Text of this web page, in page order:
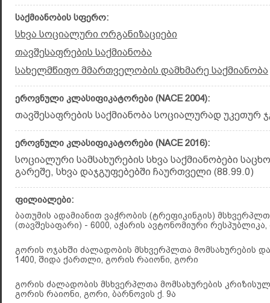
საქმიანობის სფერო:
სხვა სოციალური ორგანიზაციები
თავშესაფრების საქმიანობა
სახელმწიფო მმართველობის დამხმარე საქმიანობა
ეროვნული კლასიფიკატორები (NACE 2004):
თავშესაფრების საქმიანობა სოციალურად უკეთურ
ეროვნული კლასიფიკატორები (NACE 2016):
სოციალური სამსახურების სხვა საქმიანობები
გარეშე, სხვა დაჯგუფებებში ჩაურთველი (88.99.0)
ფილიალები:
ბათუმის ადამიანით ვაჭრობის (ტრეფიკინგის)
(თავშესაფარი) - 6000, აჭარის ავტონომიური რესპუბლიკა,
გორის ოჯახში ძალადობის მსხვერპლთა მომსახურების
1400, შიდა ქართლი, გორის რაიონი, გორი
გორის ძალადობის მსხვერპლთა მომსახურების
გორის რაიონი, გორი, ბარნოვის ქ. 9ა